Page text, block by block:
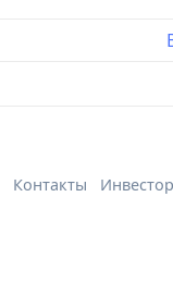
Контакты